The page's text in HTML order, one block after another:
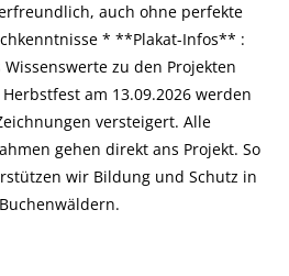
auch ohne perfekte
* **Plakat-Infos** :
Wissenswerte zu den Projekten
am 13.09.2026 werden
versteigert. Alle
gehen direkt ans Projekt. So
wir Bildung und Schutz in